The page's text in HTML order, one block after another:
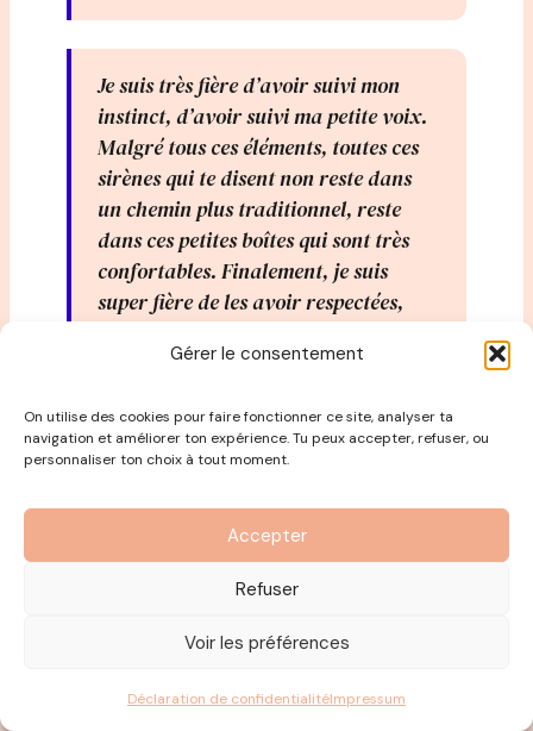
Gérer le consentement
On utilise des cookies pour faire fonctionner ce site, analyser ta
navigation et améliorer ton expérience. Tu peux accepter, refuser, ou
personnaliser ton choix à tout moment.
Accepter
Refuser
Voir les préférences
Déclaration de confidentialitéImpressum
Je suis très fière d’avoir suivi mon
instinct, d’avoir suivi ma petite voix.
Malgré tous ces éléments, toutes ces
sirènes qui te disent non reste dans
un chemin plus traditionnel, reste
dans ces petites boîtes qui sont très
confortables. Finalement, je suis
super fière de les avoir respectées,
N’hésites pas à provoquer un petit peu
cette chance et à saisir les
Oser dire OUI à ce qui alimente ton